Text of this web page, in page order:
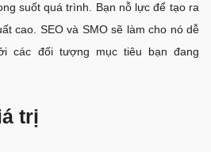
suốt quá trình. Bạn nỗ lực để tạo ra
cao. SEO và SMO sẽ làm cho nó dễ
các đối tượng mục tiêu bạn đang
trị